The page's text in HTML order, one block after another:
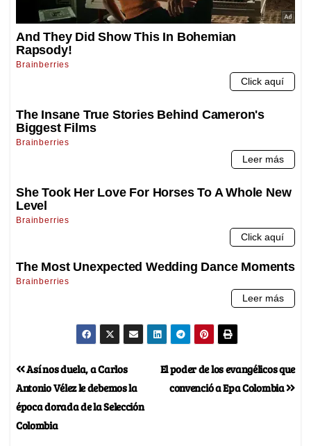
El poder de los evangélicos que
convenció a Epa Colombia
Así nos duela, a Carlos
Antonio Vélez le debemos la
época dorada de la Selección
Colombia